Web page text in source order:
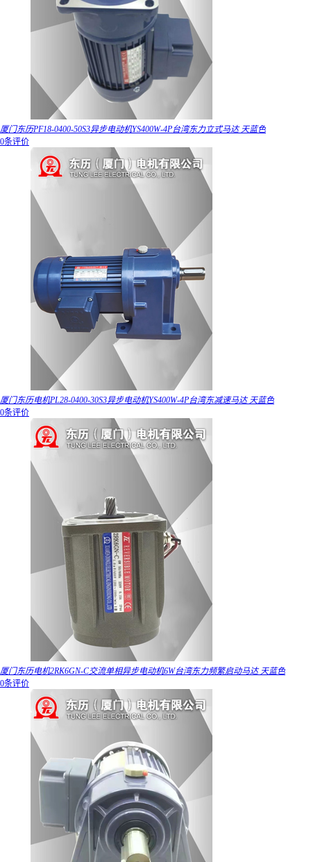
厦门东历PF18-0400-50S3异步电动机YS400W-4P台湾东力立式马达 天蓝色
0条评价
厦门东历电机PL28-0400-30S3异步电动机YS400W-4P台湾东减速马达 天蓝色
0条评价
厦门东历电机2RK6GN-C交流单相异步电动机6W台湾东力频繁启动马达 天蓝色
0条评价